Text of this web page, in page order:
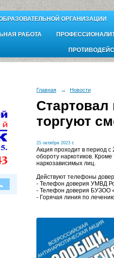
ОРГАНИЗАЦИИ
РАБОТА
Главная → Новости
Стартовал
торгуют
25 октября 2023 г.
Акция проходит в период
обороту наркотиков.
наркозависимых лиц.
Действуют телефоны
- Телефон доверия УМВД
- Телефон доверия БУЗОО
- Горячая линия по